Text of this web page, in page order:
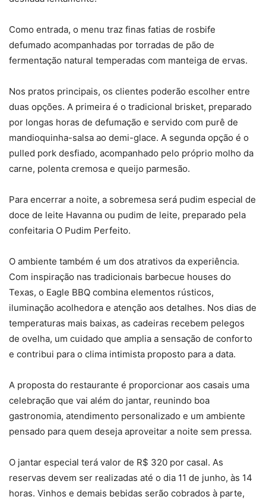
Como entrada, o menu traz finas fatias de rosbife
defumado acompanhadas por torradas de pão de
fermentação natural temperadas com manteiga de ervas.
Nos pratos principais, os clientes poderão escolher entre
duas opções. A primeira é o tradicional brisket, preparado
por longas horas de defumação e servido com purê de
mandioquinha-salsa ao demi-glace. A segunda opção é o
pulled pork desfiado, acompanhado pelo próprio molho da
carne, polenta cremosa e queijo parmesão.
Para encerrar a noite, a sobremesa será pudim especial de
doce de leite Havanna ou pudim de leite, preparado pela
confeitaria O Pudim Perfeito.
O ambiente também é um dos atrativos da experiência.
Com inspiração nas tradicionais barbecue houses do
Texas, o Eagle BBQ combina elementos rústicos,
iluminação acolhedora e atenção aos detalhes. Nos dias de
temperaturas mais baixas, as cadeiras recebem pelegos
de ovelha, um cuidado que amplia a sensação de conforto
e contribui para o clima intimista proposto para a data.
A proposta do restaurante é proporcionar aos casais uma
celebração que vai além do jantar, reunindo boa
gastronomia, atendimento personalizado e um ambiente
pensado para quem deseja aproveitar a noite sem pressa.
O jantar especial terá valor de R$ 320 por casal. As
reservas devem ser realizadas até o dia 11 de junho, às 14
horas. Vinhos e demais bebidas serão cobrados à parte,